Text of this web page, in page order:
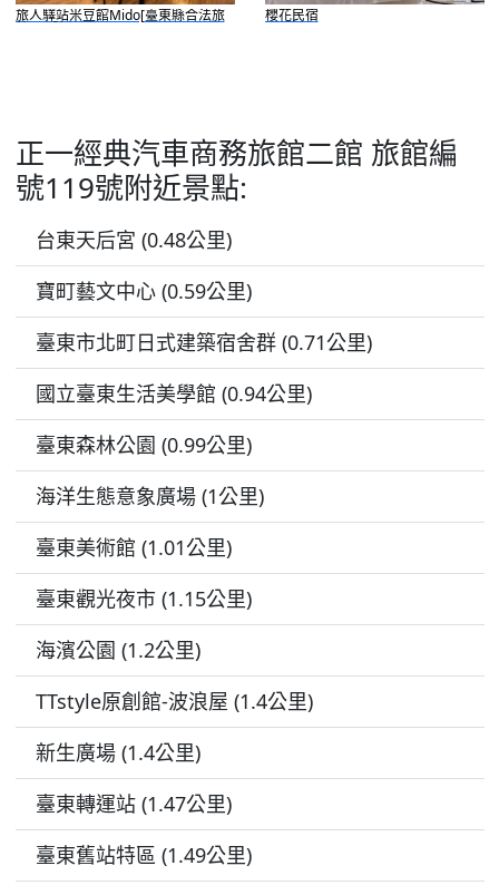
旅人驛站米豆館Mido[臺東縣合法旅
館013號]
櫻花民宿
正一經典汽車商務旅館二館 旅館編
號119號附近景點:
台東天后宮 (0.48公里)
寶町藝文中心 (0.59公里)
臺東市北町日式建築宿舍群 (0.71公里)
國立臺東生活美學館 (0.94公里)
臺東森林公園 (0.99公里)
海洋生態意象廣場 (1公里)
臺東美術館 (1.01公里)
臺東觀光夜市 (1.15公里)
海濱公園 (1.2公里)
TTstyle原創館-波浪屋 (1.4公里)
新生廣場 (1.4公里)
臺東轉運站 (1.47公里)
臺東舊站特區 (1.49公里)